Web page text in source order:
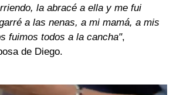
la abracé a ella y me fui
a las nenas, a mi mamá, a mis
fuimos todos a la cancha",
de Diego.